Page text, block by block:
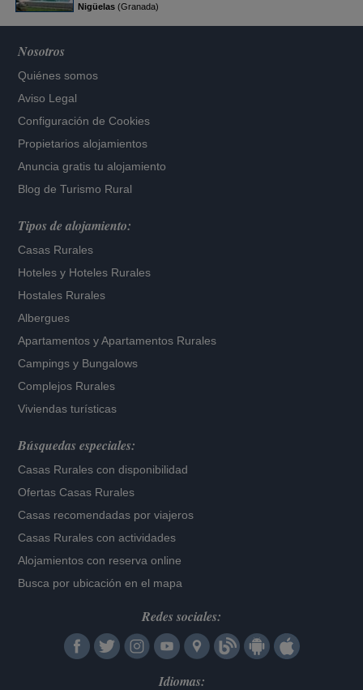
Nigüelas(Granada)
Nosotros
Quiénes somos
Aviso Legal
Configuración de Cookies
Propietarios alojamientos
Anuncia gratis tu alojamiento
Blog de Turismo Rural
Tipos de alojamiento:
Casas Rurales
Hoteles y Hoteles Rurales
Hostales Rurales
Albergues
Apartamentos yApartamentos Rurales
Campings y Bungalows
Complejos Rurales
Viviendas turísticas
Búsquedas especiales:
Casas Rurales con disponibilidad
Ofertas Casas Rurales
Casas recomendadas por viajeros
Casas Rurales con actividades
Alojamientos con reserva online
Busca por ubicación en el mapa
Redes sociales:
Idiomas: